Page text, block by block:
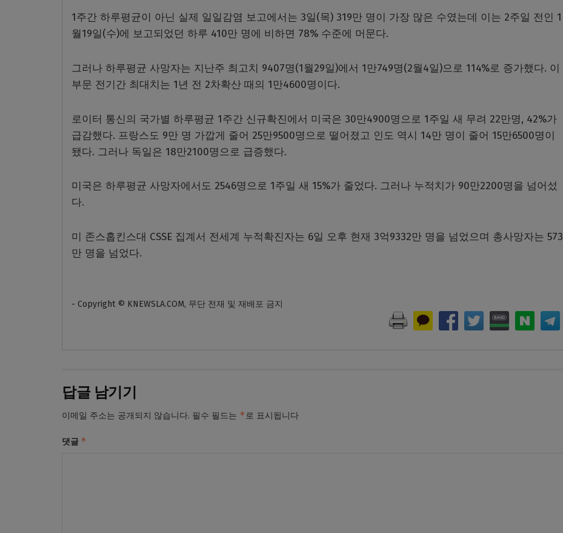
1주간 하루평균이 아닌 실제 일일감염 보고에서는 3일(목) 319만 명이 가장 많은 수였는데 이는 2주일 전인 1
월19일(수)에 보고되었던 하루 410만 명에 비하면 78% 수준에 머문다.
그러나 하루평균 사망자는 지난주 최고치 9407명(1월29일)에서 1만749명(2월4일)으로 114%로 증가했다. 이
부문 전기간 최대치는 1년 전 2차확산 때의 1만4600명이다.
로이터 통신의 국가별 하루평균 1주간 신규확진에서 미국은 30만4900명으로 1주일 새 무려 22만명, 42%가
급감했다. 프랑스도 9만 명 가깝게 줄어 25만9500명으로 떨어졌고 인도 역시 14만 명이 줄어 15만6500명이
됐다. 그러나 독일은 18만2100명으로 급증했다.
미국은 하루평균 사망자에서도 2546명으로 1주일 새 15%가 줄었다. 그러나 누적치가 90만2200명을 넘어섰
다.
미 존스홉킨스대 CSSE 집계서 전세계 누적확진자는 6일 오후 현재 3억9332만 명을 넘었으며 총사망자는 573
만 명을 넘었다.
- Copyright © KNEWSLA.COM, 무단 전재 및 재배포 금지
답글 남기기
이메일 주소는 공개되지 않습니다. 필수 필드는 *로 표시됩니다
댓글 *